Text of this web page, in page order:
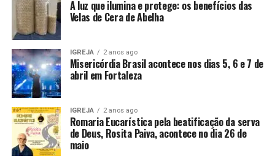
A luz que ilumina e protege: os benefícios das
Velas de Cera de Abelha
IGREJA 2 anos ago
Misericórdia Brasil acontece nos dias 5, 6 e 7 de
abril em Fortaleza
IGREJA 2 anos ago
Romaria Eucarística pela beatificação da serva
de Deus, Rosita Paiva, acontece no dia 26 de
maio